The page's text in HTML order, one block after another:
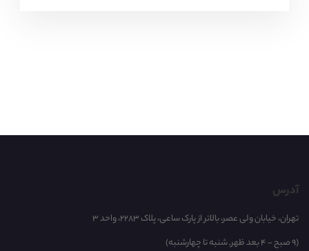
آدرس
تهران، خیابان ولی عصر، بالاتر از پارک ساعی، پلاک 2283، واحد 3
(9 صبح - 4 بعد ظهر, شنبه تا چهارشنبه)